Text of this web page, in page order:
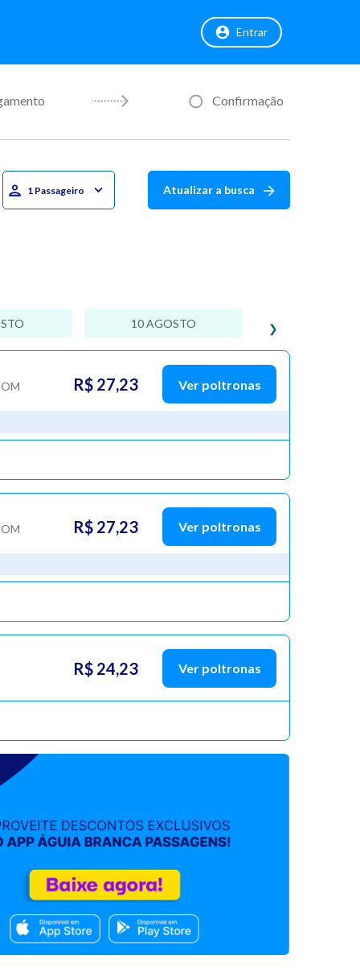
Entrar
Confirmação
1 Passageiro Atualizar a busca
❯
10 AGOSTO
R$ 27,23 Ver poltronas
R$ 27,23 Ver poltronas
R$ 24,23 Ver poltronas